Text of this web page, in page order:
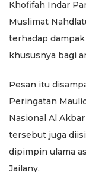
Khofifah Indar
Muslimat
terhadap
khususnya bagi
Pesan itu
Peringatan
Nasional Al Akbar
tersebut juga
dipimpin ulama
Jailany.